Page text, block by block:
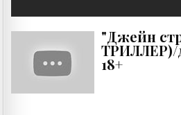
"Джейн
ТРИЛЛЕР)/
18+